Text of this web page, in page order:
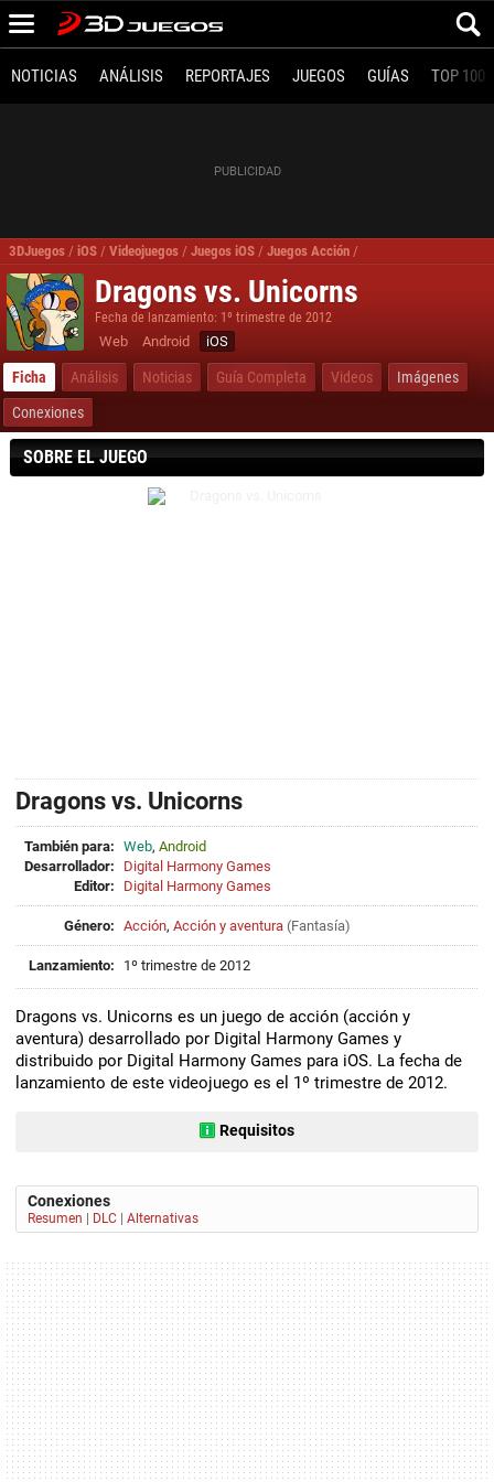
NOTICIAS ANÁLISIS REPORTAJES JUEGOS GUÍAS TOP 100
3DJuegos / iOS / Videojuegos / Juegos iOS / Juegos Acción /
Dragons vs. Unicorns
Fecha de lanzamiento: 1º trimestre de 2012
Web Android iOS
Ficha Análisis Noticias Guía Completa Videos
Imágenes
Conexiones
SOBRE EL JUEGO
Dragons vs. Unicorns
También para: Web, Android
Desarrollador:
Digital Harmony Games
Editor:
Digital Harmony Games
Género: Acción, Acción y aventura (Fantasía)
Lanzamiento: 1º trimestre de 2012
Dragons vs. Unicorns es un juego de acción (acción y
aventura) desarrollado por Digital Harmony Games y
distribuido por Digital Harmony Games para iOS. La fecha de
lanzamiento de este videojuego es el 1º trimestre de 2012.
Requisitos
Conexiones
Resumen DLC Alternativas